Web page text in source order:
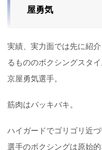
屋勇気
実績、実力面では先に紹
るもののボクシングスタ
京屋勇気選手。
筋肉はバッキバキ。
ハイガードでゴリゴリ近
選手のボクシングは原始的